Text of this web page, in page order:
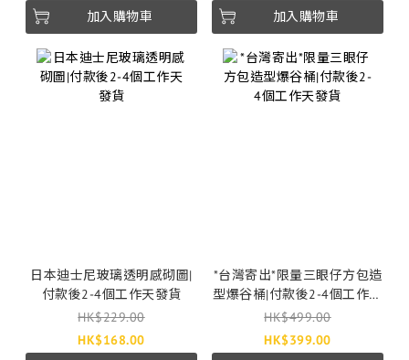
加入購物車
加入購物車
日本迪士尼玻璃透明感砌圖|
付款後2-4個工作天發貨
HK$229.00
HK$168.00
*台灣寄出*限量三眼仔方包造
型爆谷桶|付款後2-4個工作天
發貨
HK$499.00
HK$399.00